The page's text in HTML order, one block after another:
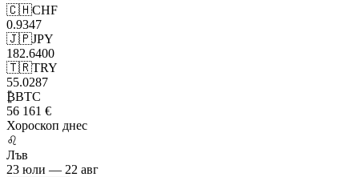
🇨🇭CHF
0.9347
🇯🇵JPY
182.6400
🇹🇷TRY
55.0287
₿BTC
56 161 €
Хороскоп днес
♌
Лъв
23 юли — 22 авг